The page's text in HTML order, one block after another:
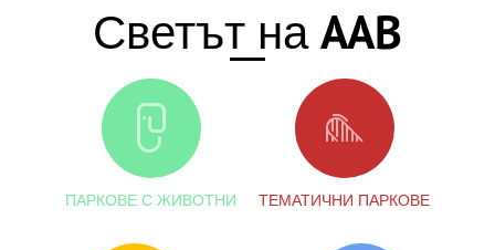
Светът наAAB
ПАРКОВЕ С ЖИВОТНИ ТЕМАТИЧНИ ПАРКОВЕ